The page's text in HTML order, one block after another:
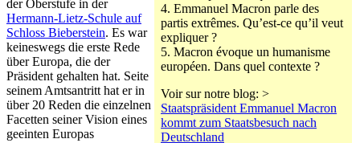
4. Emmanuel Macron parle des
partis extrêmes. Qu’est-ce qu’il veut
expliquer ?
5. Macron évoque un humanisme
européen. Dans quel contexte ?
Voir sur notre blog: >
Staatspräsident Emmanuel Macron
kommt zum Staatsbesuch nach
Deutschland
der Oberstufe in der
Hermann-Lietz-Schule auf
Schloss Bieberstein. Es war
keineswegs die erste Rede
über Europa, die der
Präsident gehalten hat. Seite
seinem Amtsantritt hat er in
über 20 Reden die einzelnen
Facetten seiner Vision eines
geeinten Europas